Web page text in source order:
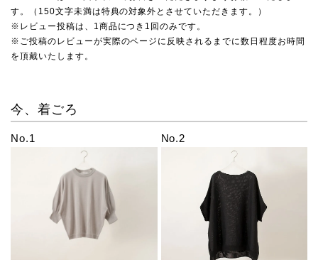
す。（150文字未満は特典の対象外とさせていただきます。）
※レビュー投稿は、1商品につき1回のみです。
※ご投稿のレビューが実際のページに反映されるまでに数日程度お時間
を頂戴いたします。
今、着ごろ
No.1 No.2